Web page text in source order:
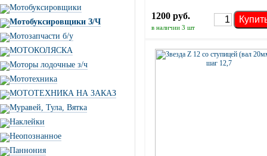
Мотобуксировщики
Мотобуксировщики З/Ч
Мотозапчасти б/у
МОТОКОЛЯСКА
Моторы лодочные з/ч
Мототехника
МОТОТЕХНИКА НА ЗАКАЗ
Муравей, Тула, Вятка
Наклейки
Неопознанное
Паннония
1200 руб.
в наличии 3 шт